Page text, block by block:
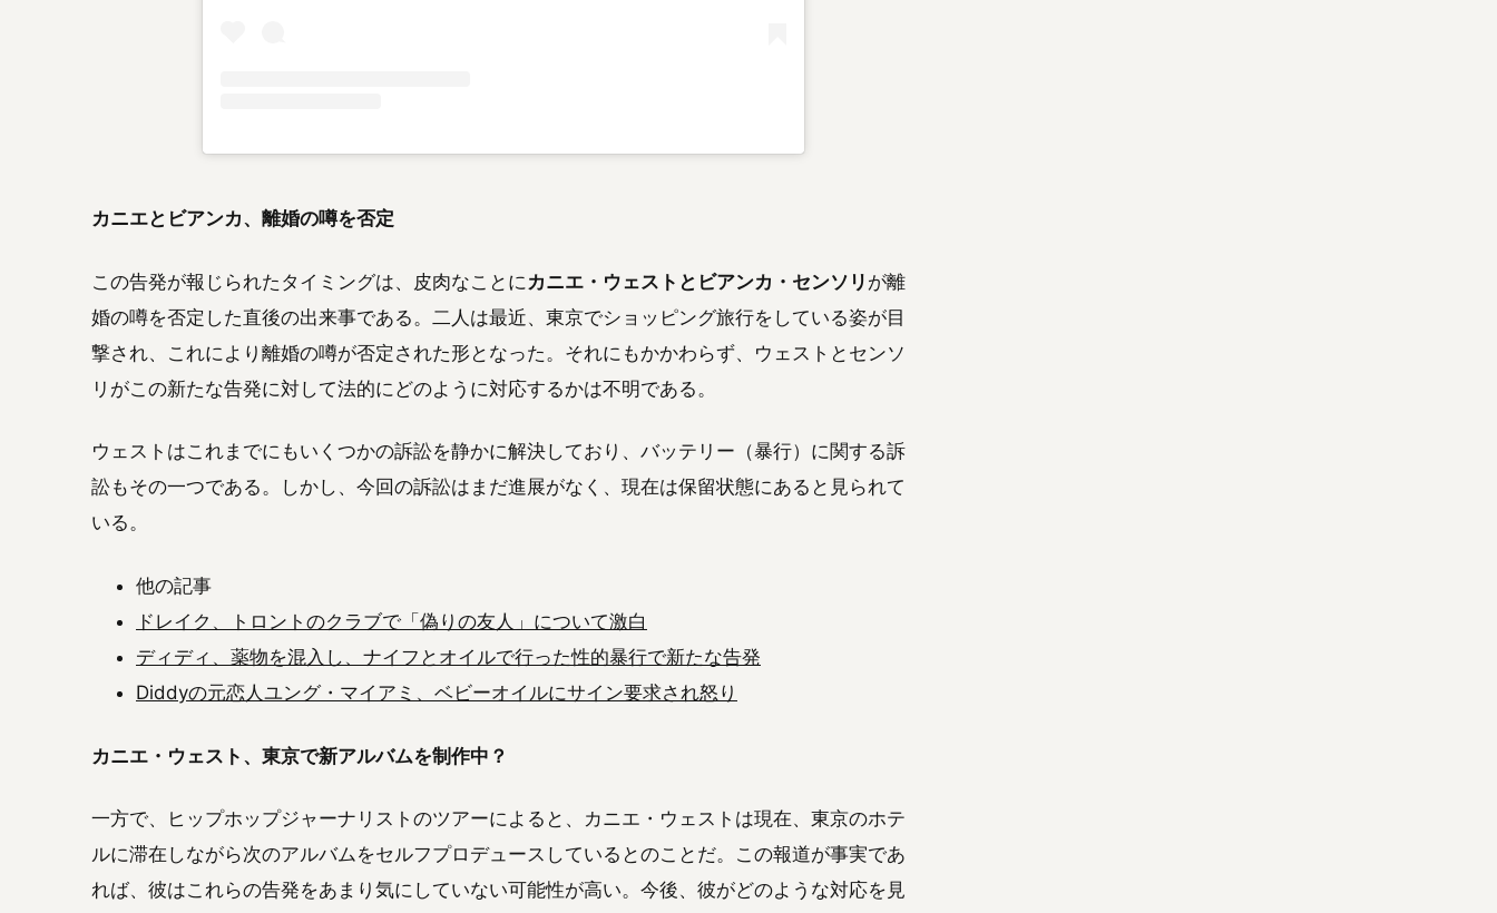
カニエとビアンカ、離婚の噂を否定
この告発が報じられたタイミングは、皮肉なことに カニエ・ウェストとビアンカ・センソリ が離
婚の噂を否定した直後の出来事である。二人は最近、東京でショッピング旅行をしている姿が目
撃され、これにより離婚の噂が否定された形となった。それにもかかわらず、ウェストとセンソ
リがこの新たな告発に対して法的にどのように対応するかは不明である。
ウェストはこれまでにもいくつかの訴訟を静かに解決しており、バッテリー（暴行）に関する訴
訟もその一つである。しかし、今回の訴訟はまだ進展がなく、現在は保留状態にあると見られて
いる。
他の記事
ドレイク、トロントのクラブで「偽りの友人」について激白
ディディ、薬物を混入し、ナイフとオイルで行った性的暴行で新たな告発
Diddyの元恋人ユング・マイアミ、ベビーオイルにサイン要求され怒り
カニエ・ウェスト、東京で新アルバムを制作中？
一方で、ヒップホップジャーナリストのツアーによると、カニエ・ウェストは現在、東京のホテ
ルに滞在しながら次のアルバムをセルフプロデュースしているとのことだ。この報道が事実であ
れば、彼はこれらの告発をあまり気にしていない可能性が高い。今後、彼がどのような対応を見